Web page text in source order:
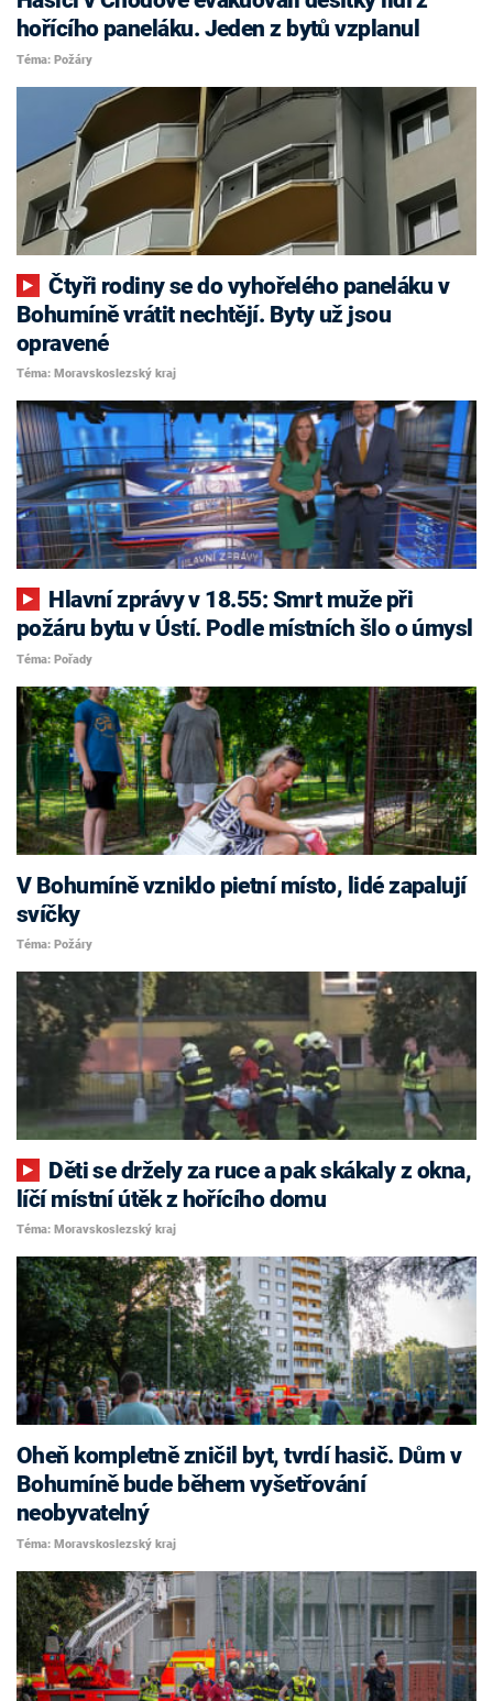
hořícího paneláku. Jeden z bytů vzplanul
Téma: Požáry
Čtyři rodiny se do vyhořelého paneláku v
Bohumíně vrátit nechtějí. Byty už jsou
opravené
Téma: Moravskoslezský kraj
požáru bytu v Ústí. Podle místních šlo o úmysl
Téma: Pořady
V Bohumíně vzniklo pietní místo, lidé zapalují
svíčky
Téma: Požáry
líčí místní útěk z hořícího domu
Téma: Moravskoslezský kraj
Oheň kompletně zničil byt, tvrdí hasič. Dům v
Bohumíně bude během vyšetřování
neobyvatelný
Téma: Moravskoslezský kraj